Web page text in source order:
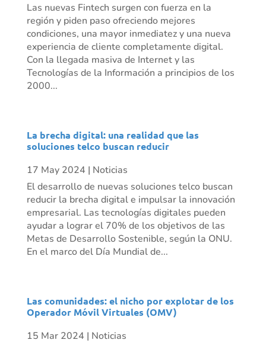
Las nuevas Fintech surgen con fuerza en la
región y piden paso ofreciendo mejores
condiciones, una mayor inmediatez y una nueva
experiencia de cliente completamente digital.
Con la llegada masiva de Internet y las
Tecnologías de la Información a principios de los
2000...
La brecha digital: una realidad que las
soluciones telco buscan reducir
17 May 2024 | Noticias
El desarrollo de nuevas soluciones telco buscan
reducir la brecha digital e impulsar la innovación
empresarial. Las tecnologías digitales pueden
ayudar a lograr el 70% de los objetivos de las
Metas de Desarrollo Sostenible, según la ONU.
En el marco del Día Mundial de...
Las comunidades: el nicho por explotar de los
Operador Móvil Virtuales (OMV)
15 Mar 2024 | Noticias